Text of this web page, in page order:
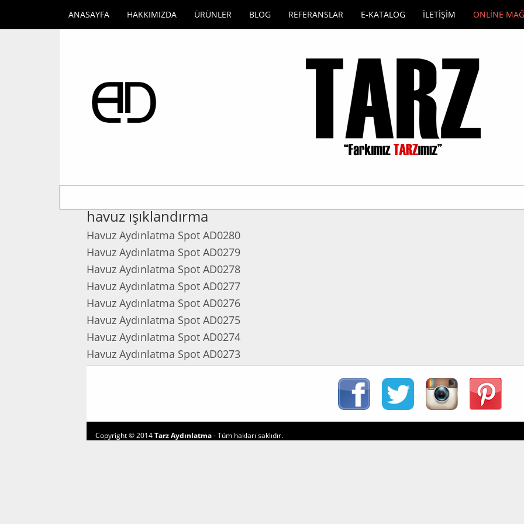
ANASAYFA HAKKIMIZDA ÜRÜNLER BLOG REFERANSLAR E-KATALOG İLETİŞİM ONLİNE
havuz ışıklandırma
Havuz Aydınlatma Spot AD0280
Havuz Aydınlatma Spot AD0279
Havuz Aydınlatma Spot AD0278
Havuz Aydınlatma Spot AD0277
Havuz Aydınlatma Spot AD0276
Havuz Aydınlatma Spot AD0275
Havuz Aydınlatma Spot AD0274
Havuz Aydınlatma Spot AD0273
Copyright © 2014Tarz Aydınlatma- Tüm hakları saklıdır.